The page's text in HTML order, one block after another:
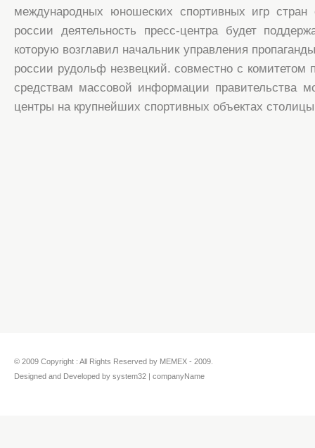
международных юношеских спортивных игр стран
россии деятельность пресс-центра будет
которую возглавил начальник управления
россии рудольф незвецкий. совместно с комитетом
средствам массовой информации правительства
центры на крупнейших спортивных объектах
© 2009 Copyright : All Rights Reserved by MEMEX - 2009.
Designed and Developed by system32 | companyName